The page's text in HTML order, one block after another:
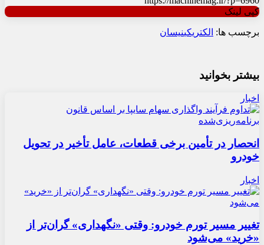
کپی لینک
برچسب ها: الکتریکینیسان
بیشتر بخوانید
اخبار
انحصار در تأمین برخی قطعات، عامل تأخیر در تحویل
خودرو
اخبار
تغییر مسیر تورم خودرو: وقتی «نگهداری» گران‌تر از
«خرید» می‌شود